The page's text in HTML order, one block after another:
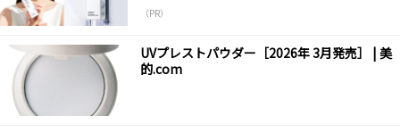
（PR）
UVプレストパウダー［2026年 3月発売］ | 美
的.com